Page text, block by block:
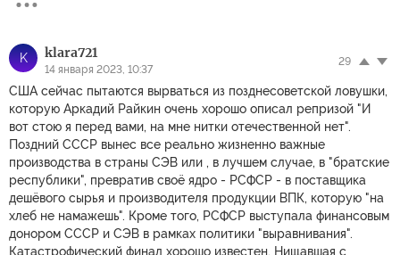
K klara721
14 января 2023, 10:37
29
США сейчас пытаются вырваться из позднесоветской ловушки,
которую Аркадий Райкин очень хорошо описал репризой "И
вот стою я перед вами, на мне нитки отечественной нет".
Поздний СССР вынес все реально жизненно важные
производства в страны СЭВ или , в лучшем случае, в "братские
республики", превратив своё ядро - РСФСР - в поставщика
дешёвого сырья и производителя продукции ВПК, которую "на
хлеб не намажешь". Кроме того, РСФСР выступала финансовым
донором СССР и СЭВ в рамках политики "выравнивания".
Катастрофический финал хорошо известен. Нищавшая с